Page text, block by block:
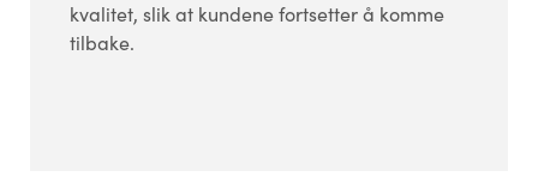
kvalitet, slik at kundene fortsetter å komme
tilbake.